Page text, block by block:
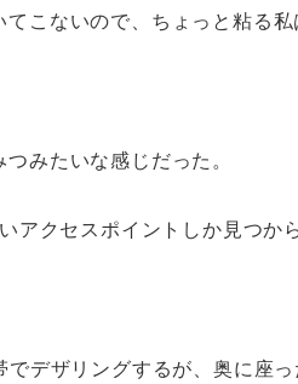
こないので、ちょっと粘る
みたいな感じだった。
クセスポイントしか見つから
デザリングするが、奥に座